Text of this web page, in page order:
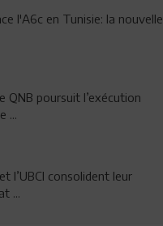
l'A6c en Tunisie: la nouvelle
QNB poursuit l’exécution
...
l’UBCI consolident leur
...